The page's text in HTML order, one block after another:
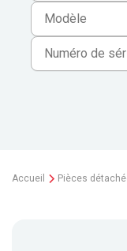
Accueil Pièces